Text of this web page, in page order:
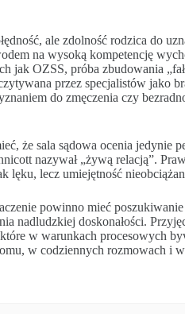
ale zdolność rodzica do
na wysoką kompetencję
jak OZSS, próba zbudowania
przez specjalistów jako
do zmęczenia czy
że sala sądowa ocenia jedynie
nazywał „żywą relacją”.
lęku, lecz umiejętność
powinno mieć
nadludzkiej doskonałości.
w warunkach procesowych
w codziennych rozmowach i